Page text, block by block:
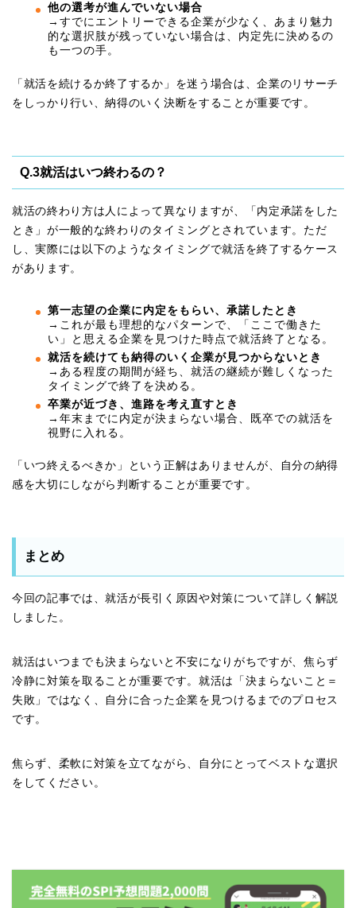
他の選考が進んでいない場合
→すでにエントリーできる企業が少なく、あまり魅力
的な選択肢が残っていない場合は、内定先に決めるの
も一つの手。
「就活を続けるか終了するか」を迷う場合は、企業のリサーチ
をしっかり行い、納得のいく決断をすることが重要です。
Q.3就活はいつ終わるの？
就活の終わり方は人によって異なりますが、「内定承諾をした
とき」が一般的な終わりのタイミングとされています。ただ
し、実際には以下のようなタイミングで就活を終了するケース
があります。
第一志望の企業に内定をもらい、承諾したとき
→これが最も理想的なパターンで、「ここで働きた
い」と思える企業を見つけた時点で就活終了となる。
就活を続けても納得のいく企業が見つからないとき
→ある程度の期間が経ち、就活の継続が難しくなった
タイミングで終了を決める。
卒業が近づき、進路を考え直すとき
→年末までに内定が決まらない場合、既卒での就活を
視野に入れる。
「いつ終えるべきか」という正解はありませんが、自分の納得
感を大切にしながら判断することが重要です。
まとめ
今回の記事では、就活が長引く原因や対策について詳しく解説
しました。
就活はいつまでも決まらないと不安になりがちですが、焦らず
冷静に対策を取ることが重要です。就活は「決まらないこと＝
失敗」ではなく、自分に合った企業を見つけるまでのプロセス
です。
焦らず、柔軟に対策を立てながら、自分にとってベストな選択
をしてください。